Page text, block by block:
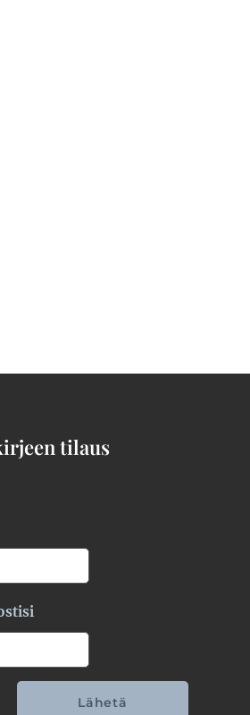
tilaus
Lähetä